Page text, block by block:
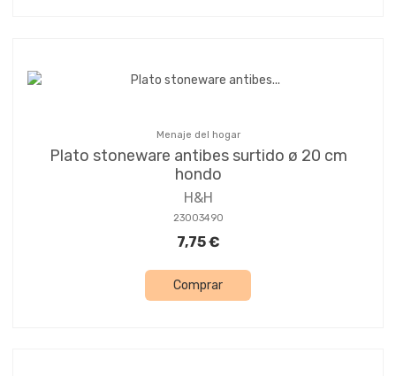
Menaje del hogar
Plato stoneware antibes surtido ø 20 cm
hondo
H&H
23003490
7,75 €
Comprar